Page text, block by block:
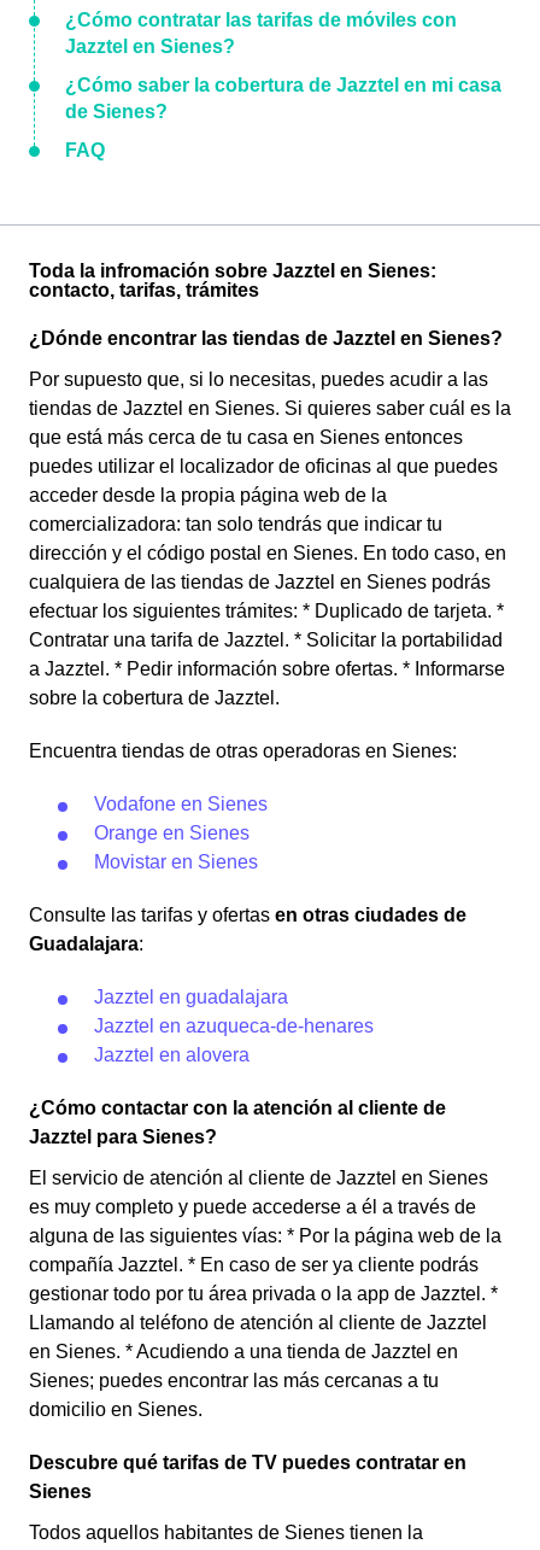
¿Cómo contratar las tarifas de móviles con
Jazztel en Sienes?
¿Cómo saber la cobertura de Jazztel en mi casa
de Sienes?
FAQ
Toda la infromación sobre Jazztel en Sienes:
contacto, tarifas, trámites
¿Dónde encontrar las tiendas de Jazztel en Sienes?
Por supuesto que, si lo necesitas, puedes acudir a las
tiendas de Jazztel en Sienes. Si quieres saber cuál es la
que está más cerca de tu casa en Sienes entonces
puedes utilizar el localizador de oficinas al que puedes
acceder desde la propia página web de la
comercializadora: tan solo tendrás que indicar tu
dirección y el código postal en Sienes. En todo caso, en
cualquiera de las tiendas de Jazztel en Sienes podrás
efectuar los siguientes trámites: * Duplicado de tarjeta. *
Contratar una tarifa de Jazztel. * Solicitar la portabilidad
a Jazztel. * Pedir información sobre ofertas. * Informarse
sobre la cobertura de Jazztel.
Encuentra tiendas de otras operadoras en Sienes:
Vodafone en Sienes
Orange en Sienes
Movistar en Sienes
Consulte las tarifas y ofertas en otras ciudades de
Guadalajara:
Jazztel en guadalajara
Jazztel en azuqueca-de-henares
Jazztel en alovera
¿Cómo contactar con la atención al cliente de
Jazztel para Sienes?
El servicio de atención al cliente de Jazztel en Sienes
es muy completo y puede accederse a él a través de
alguna de las siguientes vías: * Por la página web de la
compañía Jazztel. * En caso de ser ya cliente podrás
gestionar todo por tu área privada o la app de Jazztel. *
Llamando al teléfono de atención al cliente de Jazztel
en Sienes. * Acudiendo a una tienda de Jazztel en
Sienes; puedes encontrar las más cercanas a tu
domicilio en Sienes.
Descubre qué tarifas de TV puedes contratar en
Sienes
Todos aquellos habitantes de Sienes tienen la